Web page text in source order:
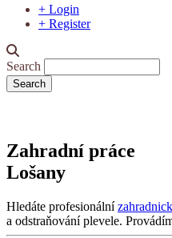
+ Login
+ Register
Search
Zahradní práce
Lošany
Hledáte profesionální
a odstraňování plevele.